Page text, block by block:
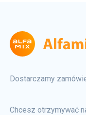
Dostarczamy
Chcesz otrzymywać